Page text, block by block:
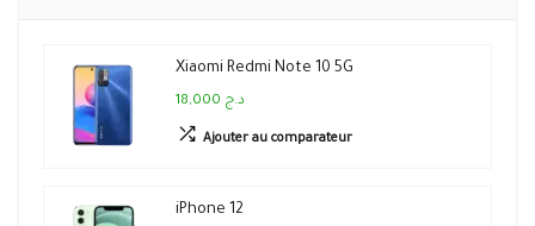
Xiaomi Redmi Note 10 5G
18,000 د.ج
Ajouter au comparateur
iPhone 12